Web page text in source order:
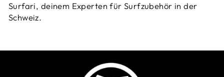
Surfari, deinem Experten für Surfzubehör in der
Schweiz.